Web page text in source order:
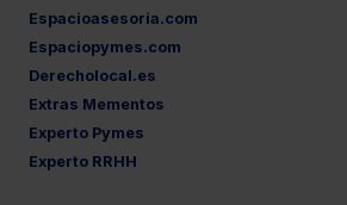
Espacioasesoria.com
Espaciopymes.com
Derecholocal.es
Extras Mementos
Experto Pymes
Experto RRHH